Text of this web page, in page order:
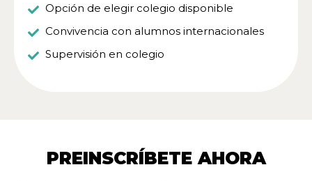
Opción de elegir colegio disponible
Convivencia con alumnos internacionales
Supervisión en colegio
PREINSCRÍBETE AHORA